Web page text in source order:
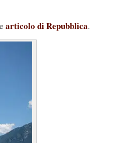
articolo di Repubblica.